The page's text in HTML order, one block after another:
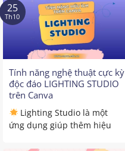
Tính năng nghệ thuật cực kỳ
độc đáo LIGHTING STUDIO
trên Canva
Lighting Studio là một
ứng dụng giúp thêm hiệu
25
Th10